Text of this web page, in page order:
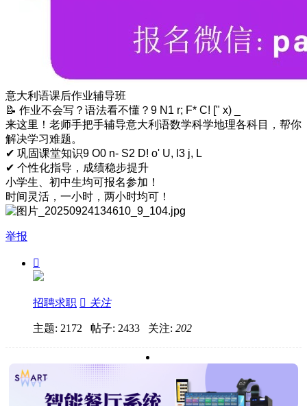
意大利语课后作业辅导班
📝 作业不会写？语法看不懂？ 9 N1 r; F* C! [" x) _
来这里！老师手把手辅导意大利语数学科学地理各科目，帮你
解决学习难题。
✔ 巩固课堂知识9 O0 n- S2 D! o' U, l3 j, L
✔ 个性化指导，成绩稳步提升
小学生、初中生均可报名参加！
时间灵活，一小时，两小时均可！
举报

招聘求职  关注
主题: 2172 帖子: 2433 关注: 202